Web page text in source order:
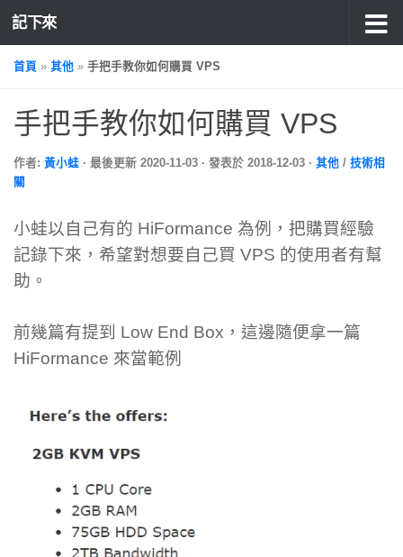
記下來
首頁 » 其他 » 手把手教你如何購買 VPS
手把手教你如何購買 VPS
作者: 黃小蛙 · 最後更新 2020-11-03 · 發表於 2018-12-03 · 其他 / 技術相
關
小蛙以自己有的 HiFormance 為例，把購買經驗
記錄下來，希望對想要自己買 VPS 的使用者有幫
助。
前幾篇有提到 Low End Box，這邊隨便拿一篇
HiFormance 來當範例